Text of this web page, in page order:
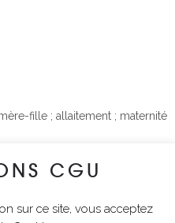
fille ; allaitement ; maternité
CGU
sur ce site, vous acceptez